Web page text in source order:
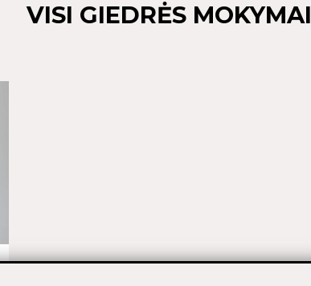
VISI GIEDRĖS MOKYMAI